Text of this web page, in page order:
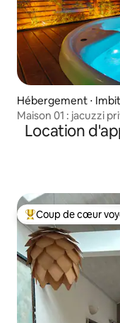
Hébergement ⋅
Maison 01 : jacuzzi
Location
Coups de cœur
Coup de cœur